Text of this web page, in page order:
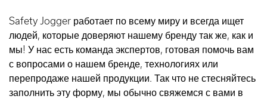
Safety Jogger работает по всему миру и всегда ищет
людей, которые доверяют нашему бренду так же, как и
мы! У нас есть команда экспертов, готовая помочь вам
с вопросами о нашем бренде, технологиях или
перепродаже нашей продукции. Так что не стесняйтесь
заполнить эту форму, мы обычно свяжемся с вами в